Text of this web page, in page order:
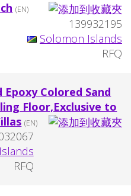
(EN)
139932195
Solomon Islands
RFQ
Epoxy Colored Sand
Floor,Exclusive to
(EN)
RFQ